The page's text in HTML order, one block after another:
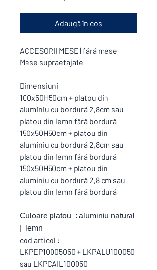
Adaugă în coș
ACCESORII MESE | fără mese
Mese supraetajate
Dimensiuni
100x50H50cm + platou din
aluminiu cu bordură 2,8cm sau
platou din lemn fără bordură
150x50H50cm + platou din
aluminiu cu bordură 2,8cm sau
platou din lemn fără bordură
150x50H50cm + platou din
aluminiu cu bordură 2,8 cm sau
platou din lemn fără bordură
Culoare platou : aluminiu natural
| lemn
cod articol :
LKPEP10005050 + LKPALU100050
sau LKPCAIL100050